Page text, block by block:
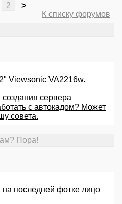
2
>
К списку форумов
Viewsonic VA2216w.
сервера
с автокадом? Может
совета.
Пора!
последней фотке лицо